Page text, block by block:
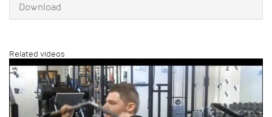
Download
Related videos